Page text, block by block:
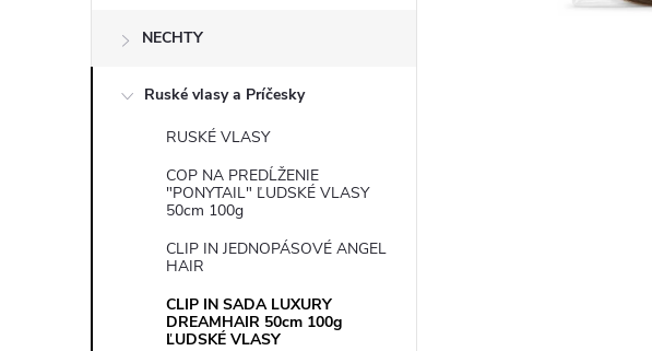
NECHTY
Ruské vlasy a Príčesky
RUSKÉ VLASY
COP NA PREDĹŽENIE
"PONYTAIL" ĽUDSKÉ VLASY
50cm 100g
CLIP IN JEDNOPÁSOVÉ ANGEL
HAIR
CLIP IN SADA LUXURY
DREAMHAIR 50cm 100g
ĽUDSKÉ VLASY